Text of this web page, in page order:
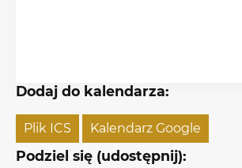
Dodaj do kalendarza:
Plik ICS Kalendarz Google
Podziel się (udostępnij):